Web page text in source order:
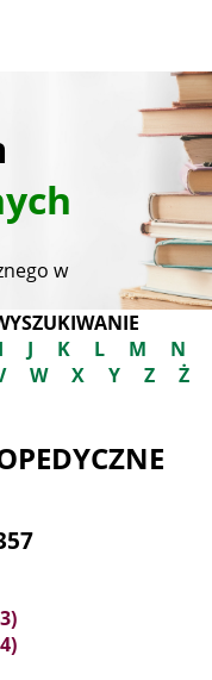
w
I J K L M
N
W X Y Z Ż